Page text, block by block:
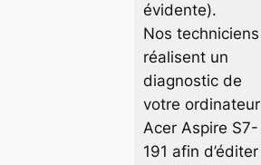
évidente).
Nos techniciens
réalisent un
diagnostic de
votre ordinateur
Acer Aspire S7-
191 afin d’éditer